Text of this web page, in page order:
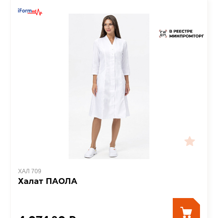
ХАЛ 709
Халат ПАОЛА